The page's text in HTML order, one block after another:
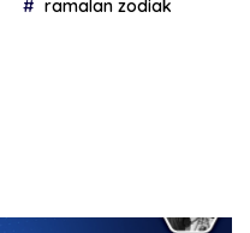
ramalan zodiak